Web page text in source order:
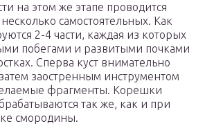
на этом же этапе проводится
самостоятельных. Как
2-4 части, каждая из которых
побегами и развитыми почками
Сперва куст внимательно
заостренным инструментом
фрагменты. Корешки
так же, как и при
смородины.